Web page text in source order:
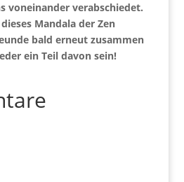
voneinander verabschiedet.
Mandala der Zen
bald erneut zusammen
ein Teil davon sein!